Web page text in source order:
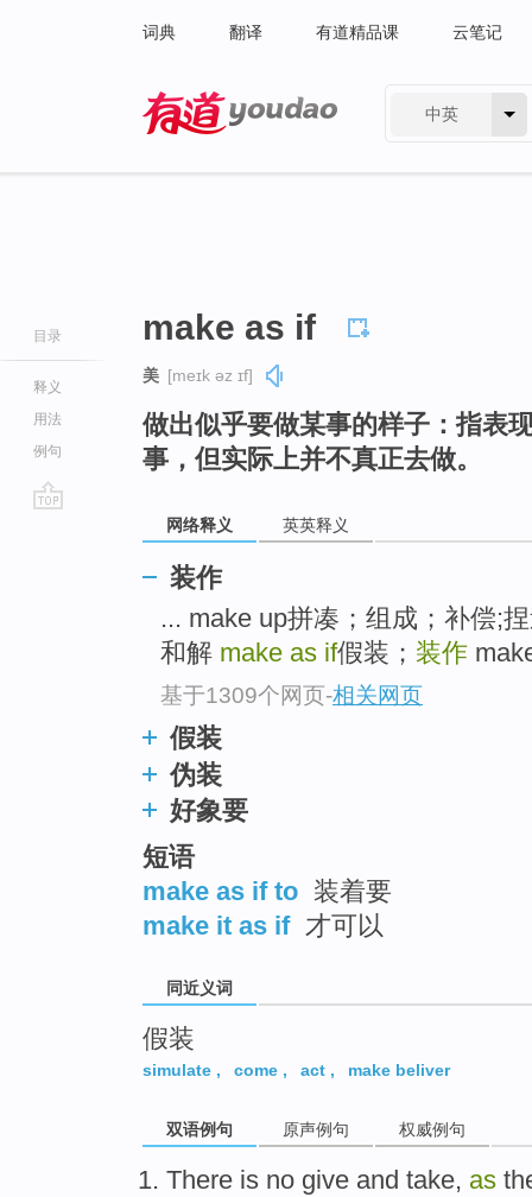
词典 翻译 有道精品课 云笔记
中英
目录
释义
用法
例句
make as if
美 [meɪk əz ɪf]
做出似乎要做某事的样子：指表
事，但实际上并不真正去做。
网络释义 英英释义
装作
... make up拼凑；组成；补偿;
和解 make as if假装； 装作
基于1309个网页-相关网页
假装
伪装
好象要
短语
make as if to 装着要
make it as if 才可以
同近义词
假装
simulate , come , act , make beliver
双语例句 原声例句 权威例句
There is no give and take, as